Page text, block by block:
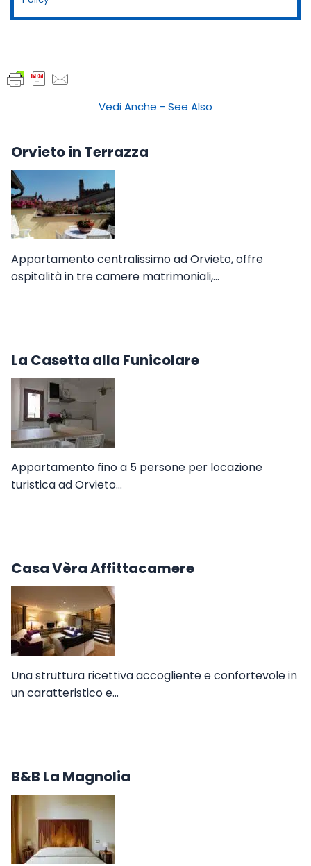
Vedi Anche - See Also
Orvieto in Terrazza
Appartamento centralissimo ad Orvieto, offre
ospitalità in tre camere matrimoniali,…
La Casetta alla Funicolare
Appartamento fino a 5 persone per locazione
turistica ad Orvieto…
Casa Vèra Affittacamere
Una struttura ricettiva accogliente e confortevole in
un caratteristico e…
B&B La Magnolia